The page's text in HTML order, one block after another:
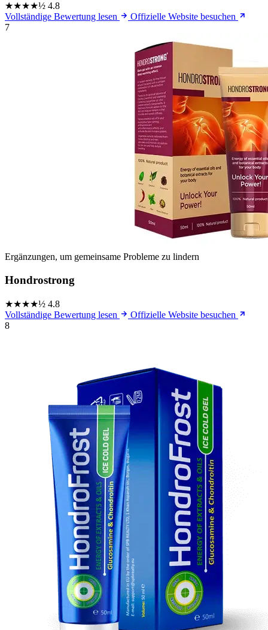
★★★★½ 4.8
Vollständige Bewertung lesen
Offizielle Website besuchen
7
Ergänzungen, um gemeinsame Probleme zu lindern
Hondrostrong
★★★★½ 4.8
Vollständige Bewertung lesen
Offizielle Website besuchen
8